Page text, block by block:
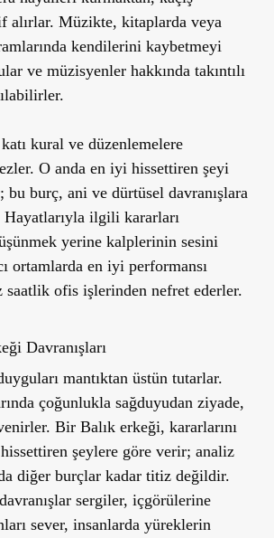
alırlar. Müzikte, kitaplarda veya
kendilerini kaybetmeyi
ve müzisyenler hakkında takıntılı
kural ve düzenlemelere
O anda en iyi hissettiren şeyi
bu burç, ani ve dürtüsel davranışlara
Hayatlarıyla ilgili kararları
yerine kalplerinin sesini
ortamlarda en iyi performansı
saatlik ofis işlerinden nefret ederler.
Davranışları
mantıktan üstün tutarlar.
çoğunlukla sağduyudan ziyade,
Bir Balık erkeği, kararlarını
şeylere göre verir; analiz
diğer burçlar kadar titiz değildir.
sergiler, içgörülerine
sever, insanlarda yüreklerin